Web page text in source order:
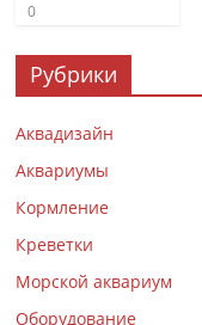
0
Рубрики
Аквадизайн
Аквариумы
Кормление
Креветки
Морской аквариум
Оборудование